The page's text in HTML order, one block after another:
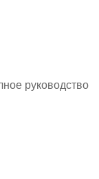
руководство